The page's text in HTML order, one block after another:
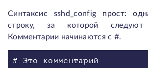
Синтаксис sshd_config прост:
строку, за которой
Комментарии начинаются с #.
# Это комментарий